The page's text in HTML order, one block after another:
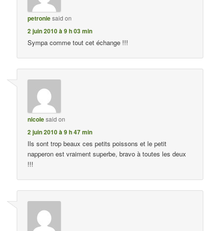
petroniesaid on
2 juin 2010 à 9 h 03 min
Sympa comme tout cet échange !!!
nicolesaid on
2 juin 2010 à 9 h 47 min
Ils sont trop beaux ces petits poissons et le petit
napperon est vraiment superbe, bravo à toutes les deux
!!!